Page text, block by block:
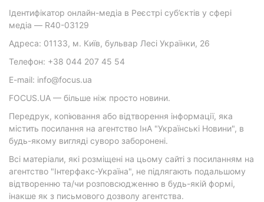
Ідентифікатор онлайн-медіа в Реєстрі суб’єктів у сфері
медіа — R40-03129
Адреса: 01133, м. Київ, бульвар Лесі Українки, 26
Телефон: +38 044 207 45 54
E-mail: info@focus.ua
FOCUS.UA — більше ніж просто новини.
Передрук, копіювання або відтворення інформації, яка
містить посилання на агентство ІнА "Українські Новини", в
будь-якому вигляді суворо заборонені.
Всі матеріали, які розміщені на цьому сайті з посиланням на
агентство "Інтерфакс-Україна", не підлягають подальшому
відтворенню та/чи розповсюдженню в будь-якій формі,
інакше як з письмового дозволу агентства.